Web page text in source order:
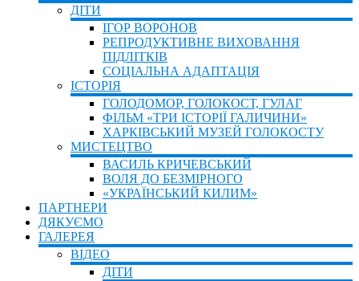
ДІТИ
ІГОР ВОРОНОВ
РЕПРОДУКТИВНЕ ВИХОВАННЯ
ПІДЛІТКІВ
СОЦІАЛЬНА АДАПТАЦІЯ
ІСТОРІЯ
ГОЛОДОМОР, ГОЛОКОСТ, ГУЛАГ
ФІЛЬМ «ТРИ ІСТОРІЇ ГАЛИЧИНИ»
ХАРКІВСЬКИЙ МУЗЕЙ ГОЛОКОСТУ
МИСТЕЦТВО
ВАСИЛЬ КРИЧЕВСЬКИЙ
ВОЛЯ ДО БЕЗМІРНОГО
«УКРАЇНСЬКИЙ КИЛИМ»
ПАРТНЕРИ
ДЯКУЄМО
ГАЛЕРЕЯ
ВIДЕО
ДIТИ